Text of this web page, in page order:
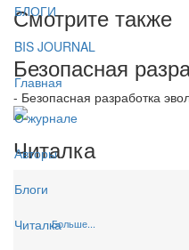
БЛОГИ
BIS JOURNAL
Главная
О журнале
Авторы
Блоги
Читалка
Смотрите также
Безопасная
- Безопасная разработка
Читалка
Больше...